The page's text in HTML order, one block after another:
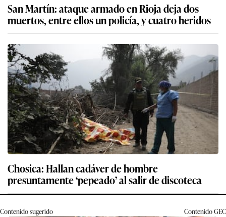
San Martín: ataque armado en Rioja deja dos
muertos, entre ellos un policía, y cuatro heridos
Chosica: Hallan cadáver de hombre
presuntamente ‘pepeado’ al salir de discoteca
Contenido sugerido ContenidoGEC